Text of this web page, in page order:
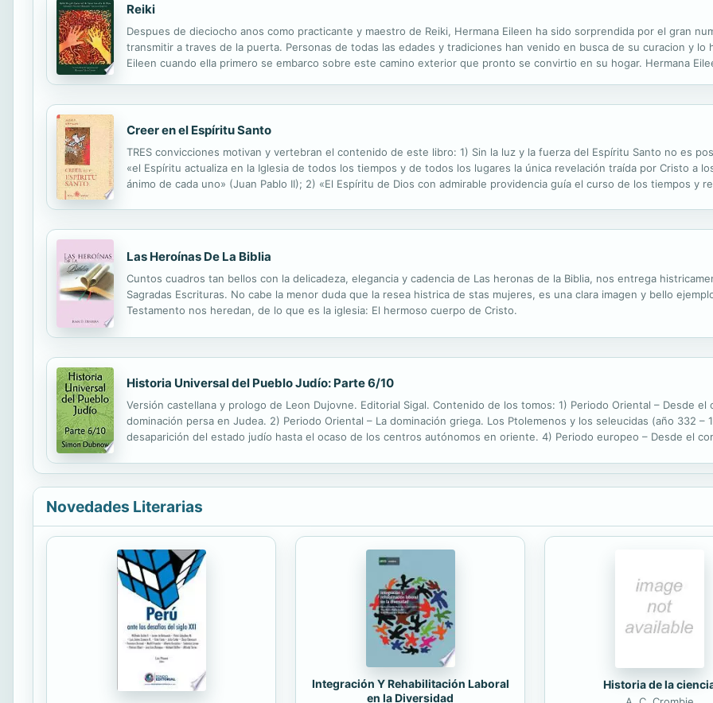
Reiki
Despues de dieciocho anos como practicante y maestro de Reiki, Hermana Eileen ha sido sorprendida por el gran
transmitir a traves de la puerta. Personas de todas las edades y tradiciones han venido en busca de su curacion y lo
Eileen cuando ella primero se embarco sobre este camino exterior que pronto se convirtio en su hogar. Hermana
Creer en el Espíritu Santo
TRES convicciones motivan y vertebran el contenido de este libro: 1) Sin la luz y la fuerza del Espíritu Santo no es
«el Espíritu actualiza en la Iglesia de todos los tiempos y de todos los lugares la única revelación traída por Cristo a
ánimo de cada uno» (Juan Pablo II); 2) «El Espíritu de Dios con admirable providencia guía el curso de los tiempos y
Las Heroínas De La Biblia
Cuntos cuadros tan bellos con la delicadeza, elegancia y cadencia de Las heronas de la Biblia, nos entrega
Sagradas Escrituras. No cabe la menor duda que la resea histrica de stas mujeres, es una clara imagen y bello
Testamento nos heredan, de lo que es la iglesia: El hermoso cuerpo de Cristo.
Historia Universal del Pueblo Judío: Parte 6/10
Versión castellana y prologo de Leon Dujovne. Editorial Sigal. Contenido de los tomos: 1) Periodo Oriental – Desde
dominación persa en Judea. 2) Periodo Oriental – La dominación griega. Los Ptolemenos y los seleucidas (año 332 –
desaparición del estado judío hasta el ocaso de los centros autónomos en oriente. 4) Periodo europeo – Desde el
Novedades Literarias
Integración Y Rehabilitación Laboral
en la Diversidad
Historia de la